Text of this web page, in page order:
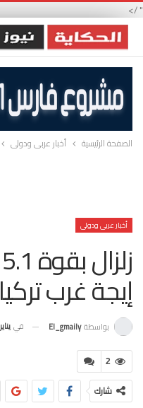
" />
الصفحة الرئيسية أخبار عربى ودولى
أخبار عربى ودولى
إيجة غرب تركيا
بواسطة El_gmaily في يناير 27, 2024
2
شارك